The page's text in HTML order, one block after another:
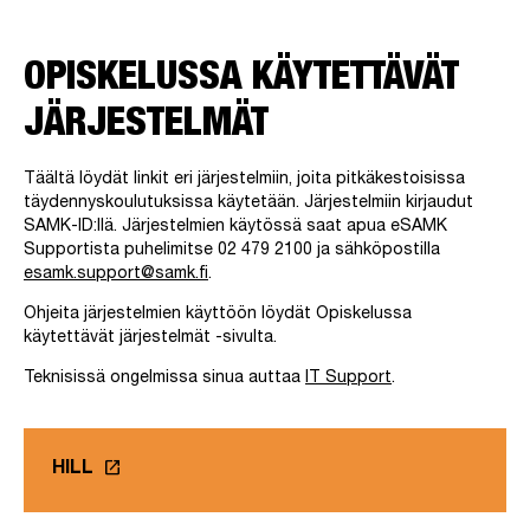
OPISKELUSSA KÄYTETTÄVÄT
JÄRJESTELMÄT
Täältä löydät linkit eri järjestelmiin, joita pitkäkestoisissa
täydennyskoulutuksissa käytetään. Järjestelmiin kirjaudut
SAMK-ID:llä. Järjestelmien käytössä saat apua eSAMK
Supportista puhelimitse 02 479 2100 ja sähköpostilla
esamk.support@samk.fi.
Ohjeita järjestelmien käyttöön löydät Opiskelussa
käytettävät järjestelmät -sivulta.
Teknisissä ongelmissa sinua auttaa IT Support.
HILL Linkki avautuu uuteen välilehteen
launch